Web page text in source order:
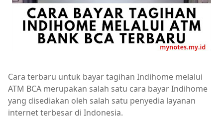
Cara terbaru untuk bayar tagihan Indihome melalui
ATM BCA merupakan salah satu cara bayar Indihome
yang disediakan oleh salah satu penyedia layanan
internet terbesar di Indonesia.